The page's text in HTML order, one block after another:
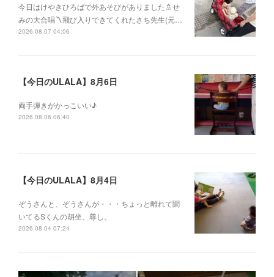
今日はけやきひろばで外あそびがありました🚿せ
みの大合唱〽飛び入りできてくれたさち先生(元…
2026.08.07 04:06
【今日のULALA】8月6日
両手弾きがかっこいい♪
2026.08.06 06:40
【今日のULALA】8月4日
ぞうさんと、ぞうさんが・・・ちょっと離れて聞
いてるSくんの胡坐、尊し。
2026.08.04 07:24